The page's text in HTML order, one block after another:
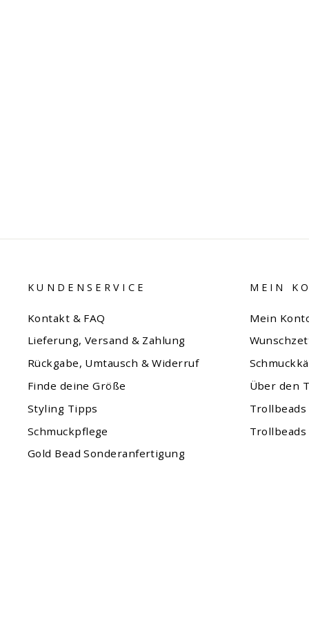
KUNDENSERVICE
Kontakt & FAQ
Lieferung, Versand & Zahlung
Rückgabe, Umtausch & Widerruf
Finde deine Größe
Styling Tipps
Schmuckpflege
Gold Bead Sonderanfertigung
MEIN
Mein
Über den
Trollbeads
Trollbeads